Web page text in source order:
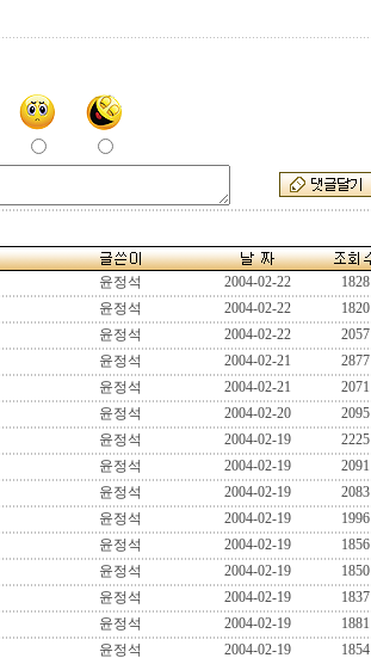
윤정석 2004-02-22
1828
윤정석 2004-02-22
1820
윤정석 2004-02-22
2057
윤정석 2004-02-21
2877
윤정석 2004-02-21
2071
윤정석 2004-02-20
2095
윤정석 2004-02-19
2225
윤정석 2004-02-19
2091
윤정석 2004-02-19
2083
윤정석 2004-02-19
1996
윤정석 2004-02-19
1856
윤정석 2004-02-19
1850
윤정석 2004-02-19
1837
윤정석 2004-02-19
1881
윤정석 2004-02-19 1854